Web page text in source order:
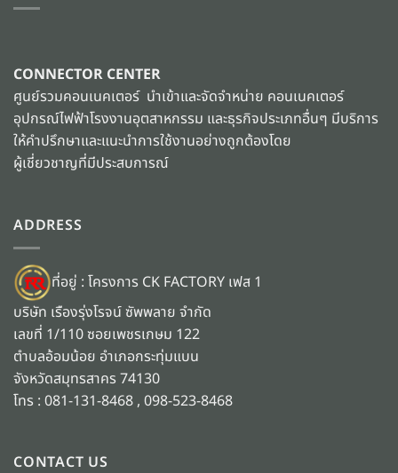
CONNECTOR CENTER
ศูนย์รวมคอนเนคเตอร์ นำเข้าและจัดจำหน่าย คอนเนคเตอร์
อุปกรณ์ไฟฟ้าโรงงานอุตสาหกรรม และธุรกิจประเภทอื่นๆ มีบริการ
ให้คำปรึกษาและแนะนำการใช้งานอย่างถูกต้องโดย
ผู้เชี่ยวชาญที่มีประสบการณ์
ADDRESS
ที่อยู่ : โครงการ CK FACTORY เฟส 1
บริษัท เรืองรุ่งโรจน์ ซัพพลาย จำกัด
เลขที่ 1/110 ซอยเพชรเกษม 122
ตำบลอ้อมน้อย อำเภอกระทุ่มแบน
จังหวัดสมุทรสาคร 74130
โทร : 081-131-8468 , 098-523-8468
CONTACT US